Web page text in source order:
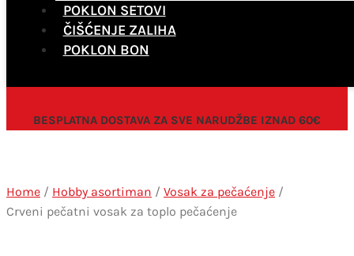
POKLON SETOVI
ČIŠĆENJE ZALIHA
POKLON BON
BESPLATNA DOSTAVA ZA SVE NARUDŽBE IZNAD 60€
Home / Hobby asortiman / Vosak za pečaćenje /
Crveni pečatni vosak za toplo pečaćenje